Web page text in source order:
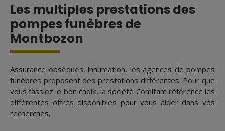
Les multiples prestations des
pompes funèbres de
Montbozon
Assurance obsèques, inhumation, les agences de pompes
funèbres proposent des prestations différentes. Pour que
vous fassiez le bon choix, la société Comitam référence les
différentes offres disponibles pour vous aider dans vos
recherches.